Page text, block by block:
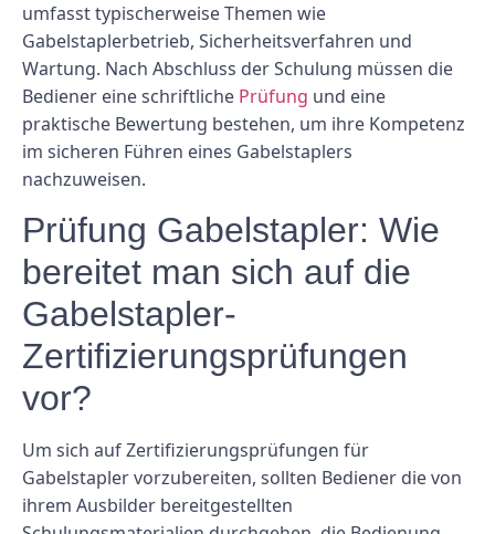
umfasst typischerweise Themen wie
Gabelstaplerbetrieb, Sicherheitsverfahren und
Wartung. Nach Abschluss der Schulung müssen die
Bediener eine schriftliche Prüfung und eine
praktische Bewertung bestehen, um ihre Kompetenz
im sicheren Führen eines Gabelstaplers
nachzuweisen.
Prüfung Gabelstapler: Wie
bereitet man sich auf die
Gabelstapler-
Zertifizierungsprüfungen
vor?
Um sich auf Zertifizierungsprüfungen für
Gabelstapler vorzubereiten, sollten Bediener die von
ihrem Ausbilder bereitgestellten